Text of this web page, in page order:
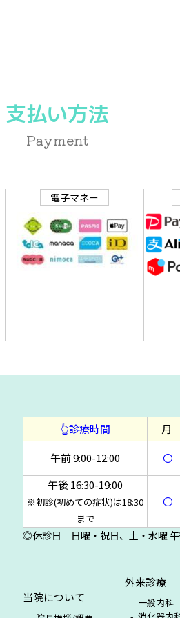
支払い方法
Payment
電子マネー
👆診療時間 月
午前 9:00-12:00
〇
午後 16:30-19:00
※初診(初めての症状)は18:30
まで
〇
◎休診日 日曜・祝日、土・水曜
当院について
外来診療
一般内科